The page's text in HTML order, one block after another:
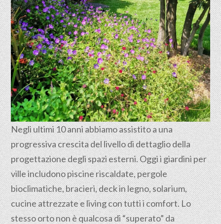
Negli ultimi 10 anni abbiamo assistito a una
progressiva crescita del livello di dettaglio della
progettazione degli spazi esterni. Oggi i giardini per
ville includono piscine riscaldate, pergole
bioclimatiche, bracieri, deck in legno, solarium,
cucine attrezzate e living con tutti i comfort. Lo
stesso orto non è qualcosa di “superato” da